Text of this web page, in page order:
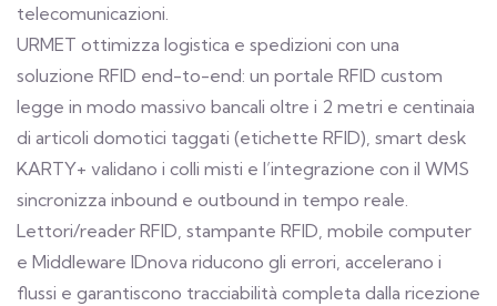
telecomunicazioni.
URMET ottimizza logistica e spedizioni con una
soluzione RFID end-to-end: un portale RFID custom
legge in modo massivo bancali oltre i 2 metri e centinaia
di articoli domotici taggati (etichette RFID), smart desk
KARTY+ validano i colli misti e l’integrazione con il WMS
sincronizza inbound e outbound in tempo reale.
Lettori/reader RFID, stampante RFID, mobile computer
e Middleware IDnova riducono gli errori, accelerano i
flussi e garantiscono tracciabilità completa dalla ricezione